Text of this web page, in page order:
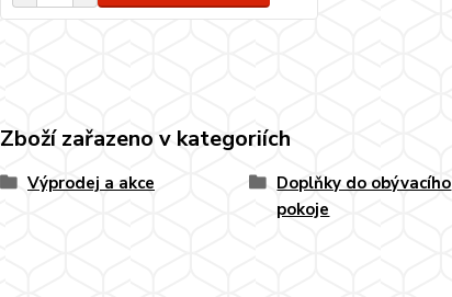
Zboží zařazeno v kategoriích
Výprodej a akce
Doplňky do obývacího
pokoje